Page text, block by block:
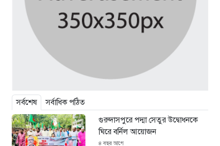
সর্বশেষ
সর্বাধিক পঠিত
গুরুদাসপুরে পদ্মা সেতুর উদ্বোধনকে
ঘিরে বর্নিল আয়োজন
৪ বছর আগে